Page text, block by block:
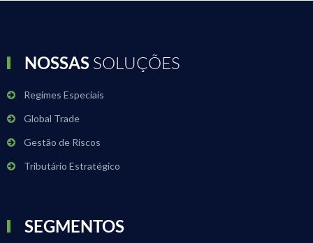
NOSSAS SOLUÇÕES
Regimes Especiais
Global Trade
Gestão de Riscos
Tributário Estratégico
SEGMENTOS